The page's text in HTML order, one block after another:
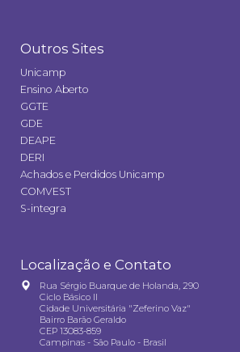
Outros Sites
Unicamp
Ensino Aberto
GGTE
GDE
DEAPE
DERI
Achados e Perdidos Unicamp
COMVEST
S-integra
Localização e Contato
Rua Sérgio Buarque de Holanda, 290
Ciclo Básico II
Cidade Universitária "Zeferino Vaz"
Bairro Barão Geraldo
CEP 13083-859
Campinas - São Paulo - Brasil